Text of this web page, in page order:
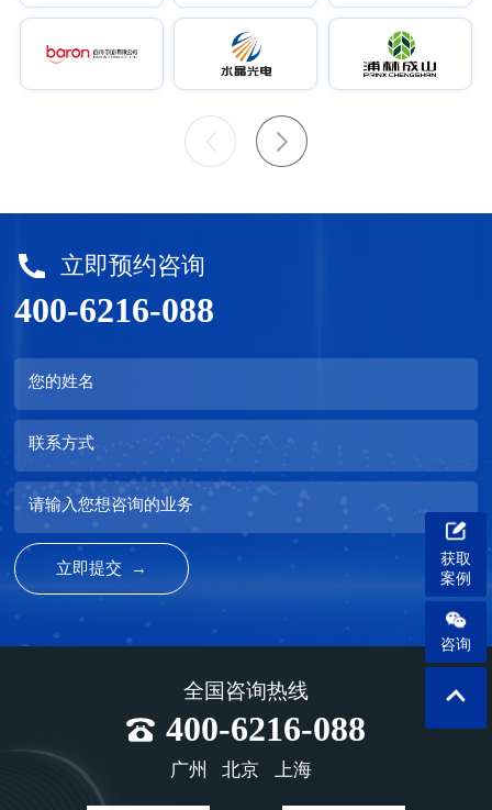
立即预约咨询
400-6216-088
您的姓名
联系方式
请输入您想咨询的业务
全国咨询热线
400-6216-088
广州 北京 上海
获取
案例
咨询